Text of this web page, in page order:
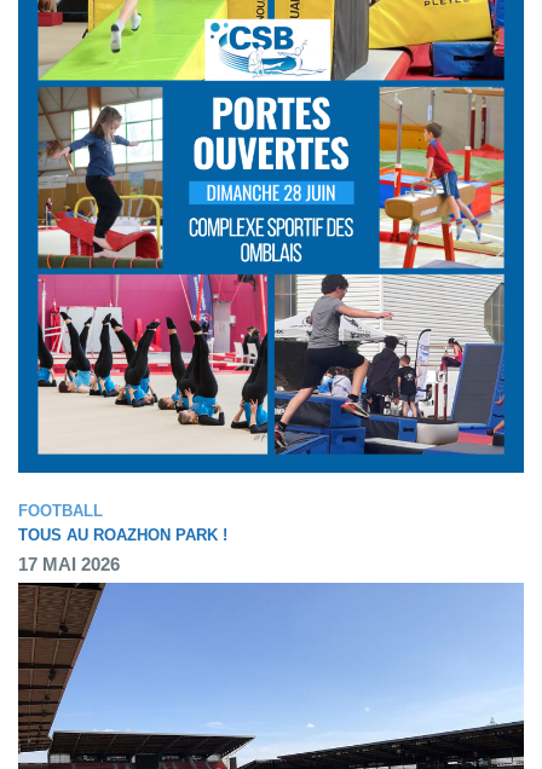
FOOTBALL
TOUS AU ROAZHON PARK !
17 MAI 2026